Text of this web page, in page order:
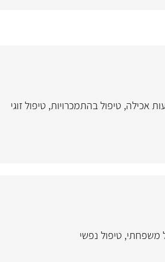
אכילה, טיפול בהתמכרויות, טיפול זוגי
משפחתי, טיפול נפשי